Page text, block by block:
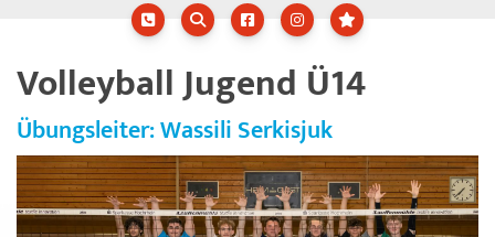
Volleyball Jugend Ü14
Übungsleiter: Wassili Serkisjuk